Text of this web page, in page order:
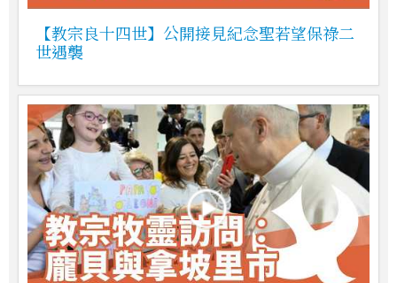
【教宗良十四世】公開接見紀念聖若望保祿二
世遇襲